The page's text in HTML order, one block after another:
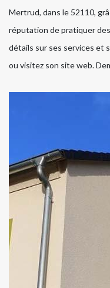
Mertrud, dans le 52110,
réputation de pratiquer
détails sur ses services et
ou visitez son site web.